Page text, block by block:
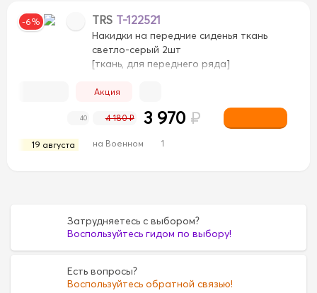
-6% TRS T-122521
Накидки на передние сиденья ткань
светло-серый 2шт
[ткань, для переднего ряда]
Акция
19 августа на Военном 1
40 4 180 ₽ 3 970 ₽
Затрудняетесь с выбором?
Воспользуйтесь гидом по выбору!
Есть вопросы?
Воспользуйтесь обратной связью!